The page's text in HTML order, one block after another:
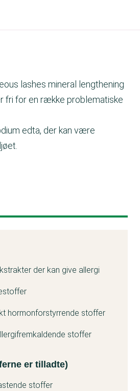
lashes mineral lengthening
fri for en række problematiske
edta, der kan være
der kan give allergi
hormonforstyrrende stoffer
stoffer
er tilladte)
stoffer